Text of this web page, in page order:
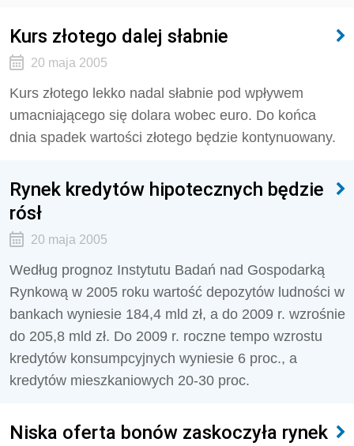
Kurs złotego dalej słabnie
20 maja 2005
Kurs złotego lekko nadal słabnie pod wpływem
umacniającego się dolara wobec euro. Do końca
dnia spadek wartości złotego będzie kontynuowany.
Rynek kredytów hipotecznych będzie
rósł
20 maja 2005
Według prognoz Instytutu Badań nad Gospodarką
Rynkową w 2005 roku wartość depozytów ludności w
bankach wyniesie 184,4 mld zł, a do 2009 r. wzrośnie
do 205,8 mld zł. Do 2009 r. roczne tempo wzrostu
kredytów konsumpcyjnych wyniesie 6 proc., a
kredytów mieszkaniowych 20-30 proc.
Niska oferta bonów zaskoczyła rynek